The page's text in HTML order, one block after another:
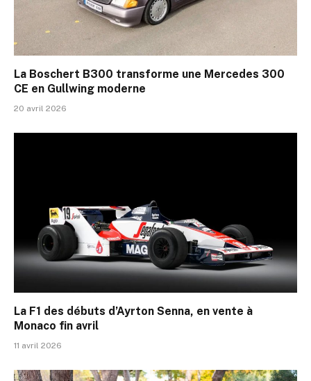
La Boschert B300 transforme une Mercedes 300
CE en Gullwing moderne
20 avril 2026
La F1 des débuts d’Ayrton Senna, en vente à
Monaco fin avril
11 avril 2026